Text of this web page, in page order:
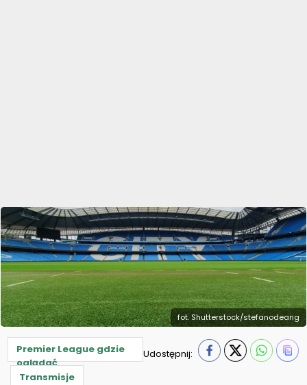
fot. Shutterstock/stefanodeang
Premier League gdzie
oglądać
Transmisje
Udostępnij: